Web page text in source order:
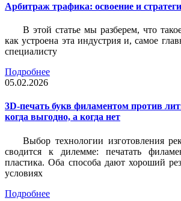
Арбитраж трафика: освоение и
В этой статье мы разберем, что
как устроена эта индустрия и, самое
специалисту
Подробнее
05.02.2026
3D-печать букв филаментом против
когда выгодно, а когда нет
Выбор технологии изготовления
сводится к дилемме: печатать
пластика. Оба способа дают хороший
условиях
Подробнее